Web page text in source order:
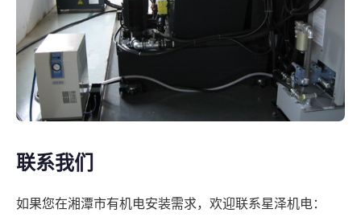
联系我们
如果您在湘潭市有机电安装需求，欢迎联系星泽机电：